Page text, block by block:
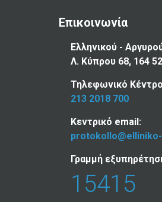
Επικοινωνία
Ελληνικού -
Λ. Κύπρου 68, 164 52
Τηλεφωνικό
213 2018 700
Κεντρικό email:
Γραμμή
15415